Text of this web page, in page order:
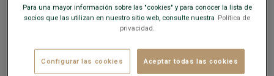
COLORES DISPONIBLES
Para una mayor información sobre las "cookies" y para conocer la lista de
socios que las utilizan en nuestro sitio web, consulte nuestra Política de
privacidad.
Configurar las cookies Aceptar todas las cookies